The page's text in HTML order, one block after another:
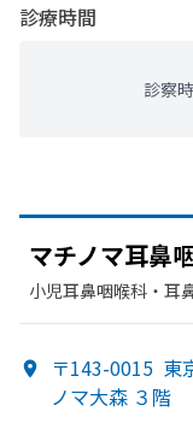
診療時間
診察
マチノマ耳鼻
小児耳鼻咽喉科・​耳
〒143-0015 東
ノマ大森 ３階